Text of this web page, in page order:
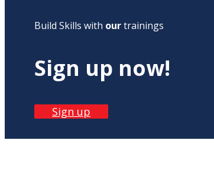
Build Skills with ourtrainings
Sign up now!
Sign up